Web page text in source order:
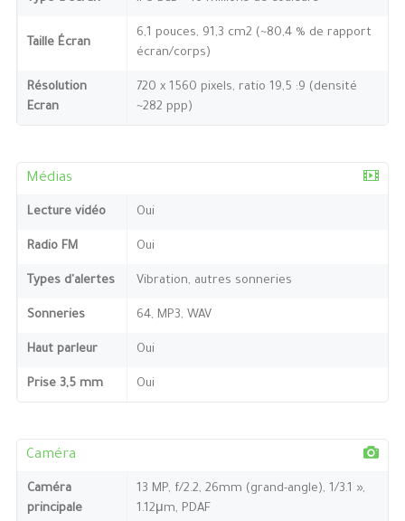
Taille Écran
6,1 pouces, 91,3 cm2 (~80,4 % de rapport
écran/corps)
Résolution
Ecran
720 x 1560 pixels, ratio 19,5 :9 (densité
~282 ppp)
Médias
Lecture vidéo Oui
Radio FM Oui
Types d'alertes Vibration, autres sonneries
Sonneries 64, MP3, WAV
Haut parleur Oui
Prise 3,5 mm Oui
Caméra
Caméra
principale
13 MP, f/2.2, 26mm (grand-angle), 1/3.1 »,
1.12μm, PDAF